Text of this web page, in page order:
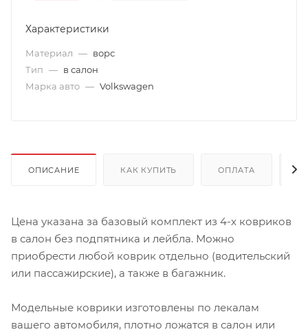
Характеристики
Материал — ворс
Тип — в салон
Марка авто — Volkswagen
ОПИСАНИЕ КАК КУПИТЬ ОПЛАТА
Цена указана за базовый комплект из 4-х ковриков
в салон без подпятника и лейбла. Можно
приобрести любой коврик отдельно (водительский
или пассажирские), а также в багажник.
Модельные коврики изготовлены по лекалам
вашего автомобиля, плотно ложатся в салон или